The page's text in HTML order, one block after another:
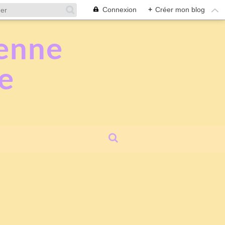
Connexion + Créer mon blog